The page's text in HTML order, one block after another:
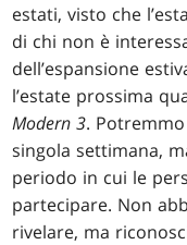
estati, visto che
di chi non è
dell’espansione
l’estate prossima
Modern 3.
singola settimana,
periodo in cui le
partecipare. Non
rivelare, ma